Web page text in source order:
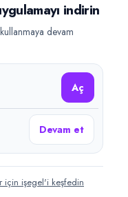
indirin
devam
Aç
Devam et
için işegel'i keşfedin